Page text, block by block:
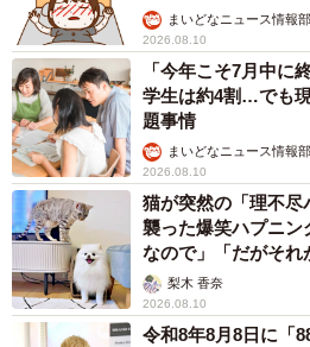
まいどなニュース情報部
2026.08.10
「今年こそ7月中に
学生は約4割…でも
題事情
まいどなニュース情報部
2026.08.10
猫が突然の「理不尽
襲った爆笑ハプニ
なので」「だがそれ
いいね」
梨木 香奈
2026.08.10
令和8年8月8日に「